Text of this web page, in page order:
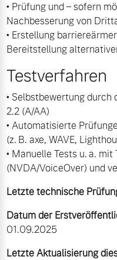
• Prüfung und – sofern
Nachbesserung von
• Erstellung
Bereitstellung
Testverfahren
• Selbstbewertung durch
2.2 (A/AA)
• Automatisierte
(z. B. axe, WAVE,
• Manuelle Tests u. a.
(NVDA/VoiceOver) und
Letzte technische
Datum der
01.09.2025
Letzte Aktualisierung